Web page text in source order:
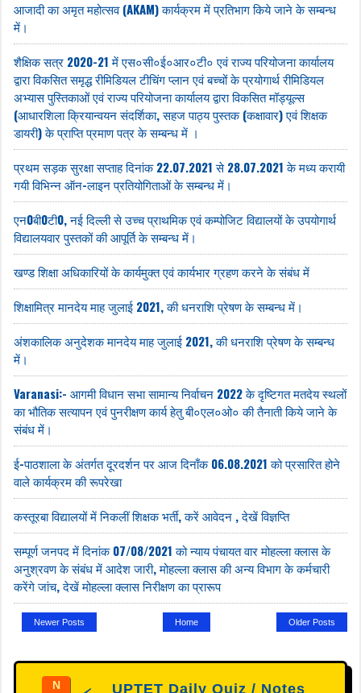
आजादी का अमृत महोत्सव (AKAM) कार्यक्रम में प्रतिभाग किये जाने के सम्बन्ध
में।
शैक्षिक सत्र 2020-21 में एस०सी०ई०आर०टी० एवं राज्य परियोजना कार्यालय
द्वारा विकसित समृद्ध रीमिडियल टीचिंग प्लान एवं बच्चों के प्रयोगार्थ रीमिडियल
अभ्यास पुस्तिकाओं एवं राज्य परियोजना कार्यालय द्वारा विकसित मॉड्यूल्स
(आधारशिला क्रियान्वयन संदर्शिका, सहज पाठ्य पुस्तक (कक्षावार) एवं शिक्षक
डायरी) के प्राप्ति प्रमाण पत्र के सम्बन्ध में ।
प्रथम सड़क सुरक्षा सप्ताह दिनांक 22.07.2021 से 28.07.2021 के मध्य करायी
गयी विभिन्न ऑन-लाइन प्रतियोगिताओं के सम्बन्ध में।
एन0बी0टी0, नई दिल्ली से उच्च प्राथमिक एवं कम्पोजिट विद्यालयों के उपयोगार्थ
विद्यालयवार पुस्तकों की आपूर्ति के सम्बन्ध में।
खण्ड शिक्षा अधिकारियों के कार्यमुक्त एवं कार्यभार ग्रहण करने के संबंध में
शिक्षामित्र मानदेय माह जुलाई 2021, की धनराशि प्रेषण के सम्बन्ध में।
अंशकालिक अनुदेशक मानदेय माह जुलाई 2021, की धनराशि प्रेषण के सम्बन्ध
में।
Varanasi:- आगमी विधान सभा सामान्य निर्वाचन 2022 के दृष्टिगत मतदेय स्थलों
का भौतिक सत्यापन एवं पुनरीक्षण कार्य हेतु बी०एल०ओ० की तैनाती किये जाने के
संबंध में।
ई-पाठशाला के अंतर्गत दूरदर्शन पर आज दिनाँक 06.08.2021 को प्रसारित होने
वाले कार्यक्रम की रूपरेखा
कस्तूरबा विद्यालयों में निकलीं शिक्षक भर्ती, करें आवेदन , देखें विज्ञप्ति
सम्पूर्ण जनपद में दिनांक 07/08/2021 को न्याय पंचायत वार मोहल्ला क्लास के
अनुश्रवण के संबंध में आदेश जारी, मोहल्ला क्लास की अन्य विभाग के कर्मचारी
करेंगे जांच, देखें मोहल्ला क्लास निरीक्षण का प्रारूप
Newer Posts Older Posts
Home
N
UPTET Daily Quiz / Notes